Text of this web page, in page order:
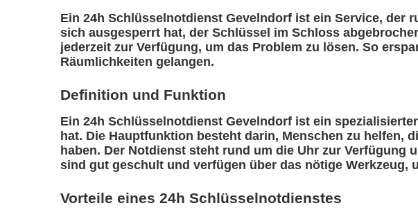
Ein 24h Schlüsselnotdienst Gevelndorf ist ein Service, der
sich ausgesperrt hat, der Schlüssel im Schloss
jederzeit zur Verfügung, um das Problem zu lösen. So
Räumlichkeiten gelangen.
Definition und Funktion
Ein 24h Schlüsselnotdienst Gevelndorf ist ein
hat. Die Hauptfunktion besteht darin, Menschen zu helfen,
haben. Der Notdienst steht rund um die Uhr zur Verfügung
sind gut geschult und verfügen über das nötige Werkzeug,
Vorteile eines 24h Schlüsselnotdienstes